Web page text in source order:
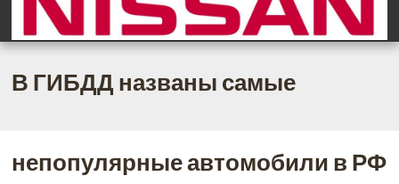
В ГИБДД названы самые
непопулярные автомобили в РФ